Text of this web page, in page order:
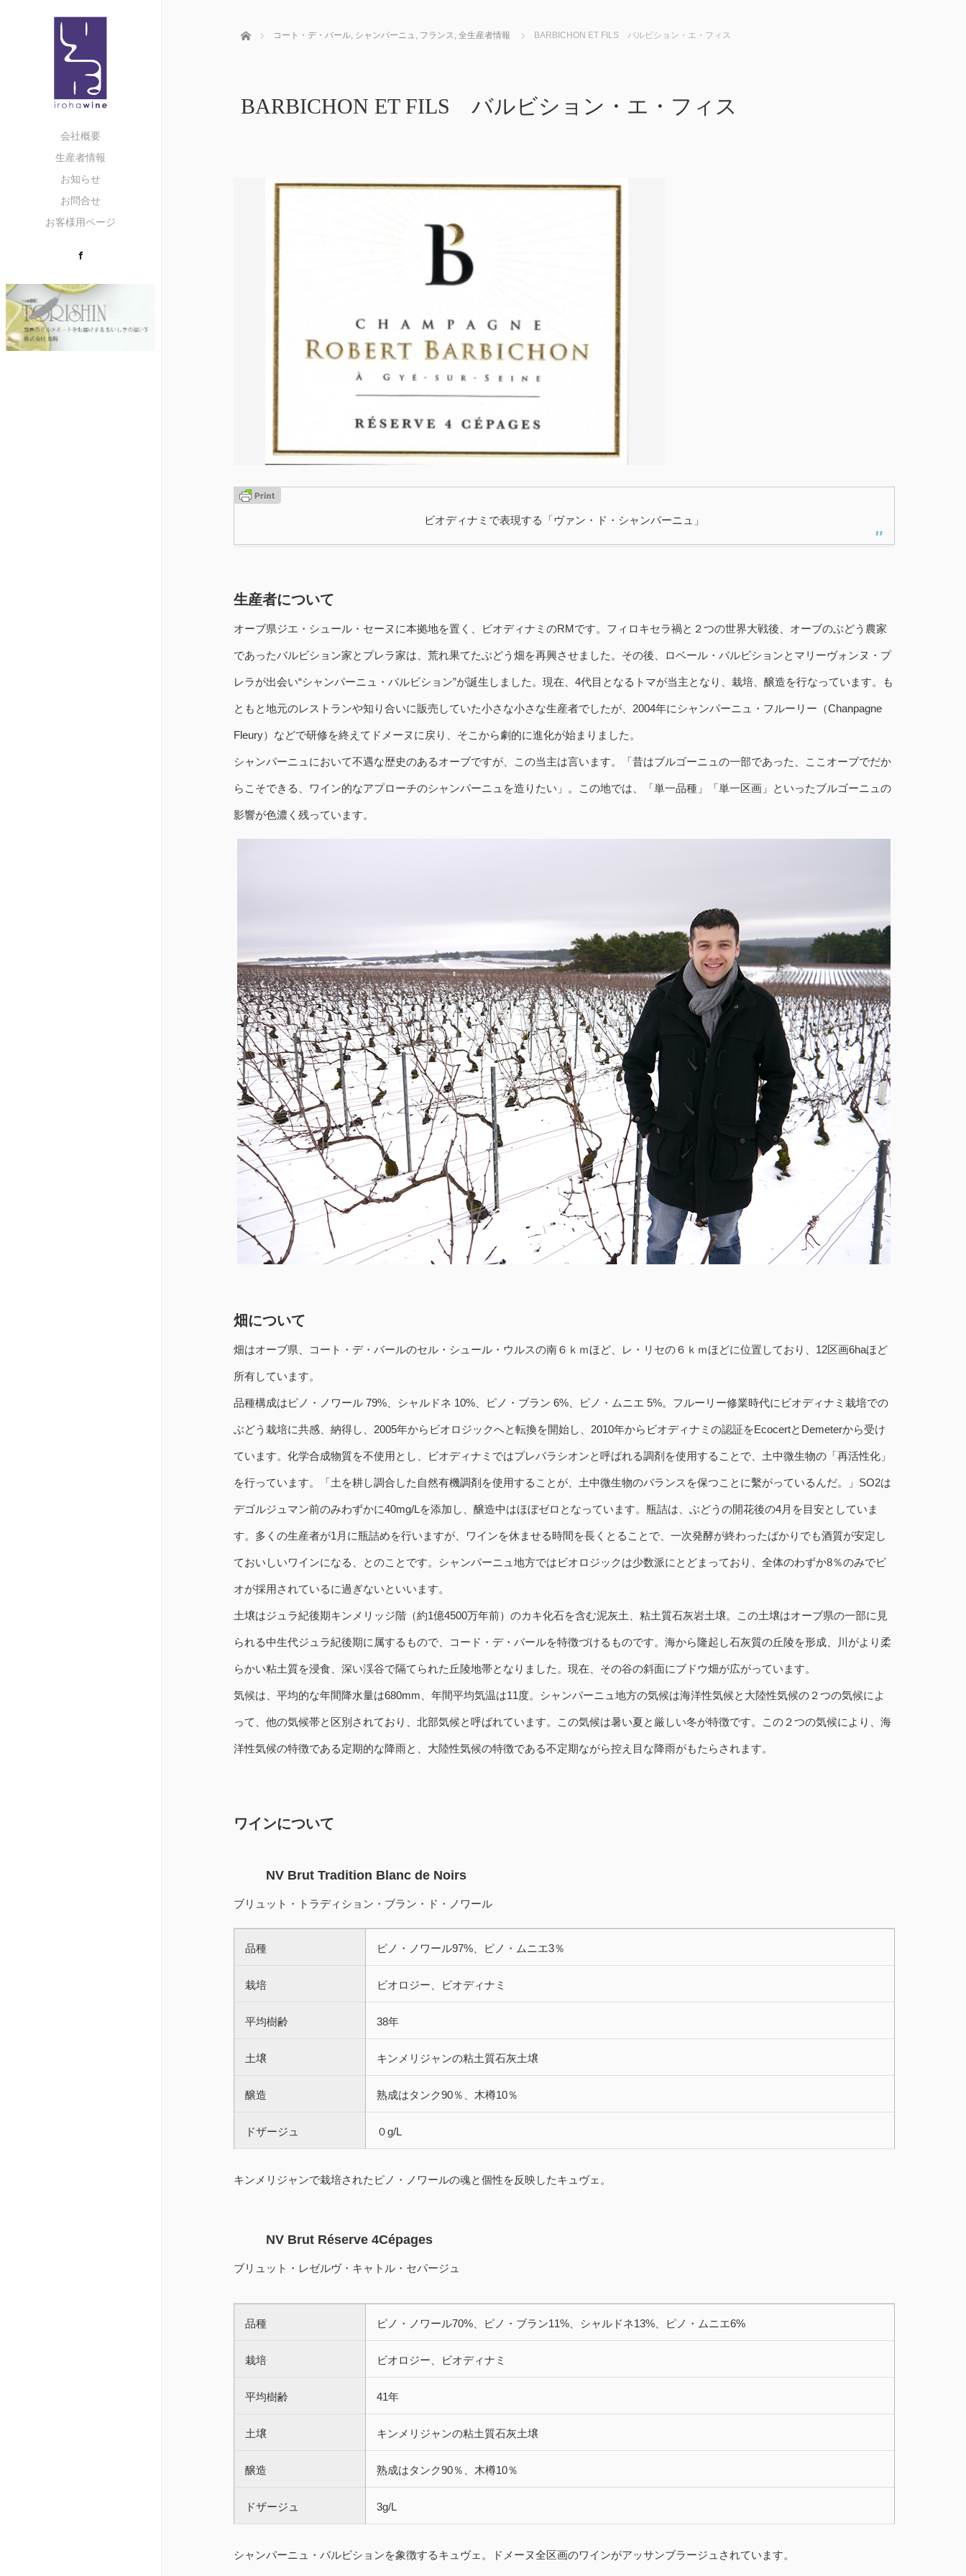
会社概要
生産者情報
お知らせ
お問合せ
お客様用ページ
ホーム コート・デ・バール, シャンパーニュ , フランス, 全生産者情報 BARBICHON ET FILS バルビション・エ・フィス
BARBICHON ET FILS バルビション・エ・フィス
ビオディナミで表現する「ヴァン・ド・シャンパーニュ」
生産者について
オーブ県ジエ・シュール・セーヌに本拠地を置く、ビオディナミのRMです。フィロキセラ禍と２つの世界大戦後、オーブのぶどう農家
であったバルビション家とプレラ家は、荒れ果てたぶどう畑を再興させました。その後、ロベール・バルビションとマリーヴォンヌ・プ
レラが出会い“シャンパーニュ・バルビション”が誕生しました。現在、4代目となるトマが当主となり、栽培、醸造を行なっています。も
ともと地元のレストランや知り合いに販売していた小さな小さな生産者でしたが、2004年にシャンパーニュ・フルーリー（Chanpagne
Fleury）などで研修を終えてドメーヌに戻り、そこから劇的に進化が始まりました。
シャンパーニュにおいて不遇な歴史のあるオーブですが、この当主は言います。「昔はブルゴーニュの一部であった、ここオーブでだか
らこそできる、ワイン的なアプローチのシャンパーニュを造りたい」。この地では、「単一品種」「単一区画」といったブルゴーニュの
影響が色濃く残っています。
畑について
畑はオーブ県、コート・デ・バールのセル・シュール・ウルスの南６ｋｍほど、レ・リセの６ｋｍほどに位置しており、12区画6haほど
所有しています。
品種構成はピノ・ノワール 79%、シャルドネ 10%、ピノ・ブラン 6%、ピノ・ムニエ 5%。フルーリー修業時代にビオディナミ栽培での
ぶどう栽培に共感、納得し、2005年からビオロジックへと転換を開始し、2010年からビオディナミの認証をEcocertとDemeterから受け
ています。化学合成物質を不使用とし、ビオディナミではプレパラシオンと呼ばれる調剤を使用することで、土中微生物の「再活性化」
を行っています。「土を耕し調合した自然有機調剤を使用することが、土中微生物のバランスを保つことに繫がっているんだ。」SO2は
デゴルジュマン前のみわずかに40mg/Lを添加し、醸造中はほぼゼロとなっています。瓶詰は、ぶどうの開花後の4月を目安としていま
す。多くの生産者が1月に瓶詰めを行いますが、ワインを休ませる時間を長くとることで、一次発酵が終わったばかりでも酒質が安定し
ておいしいワインになる、とのことです。シャンパーニュ地方ではビオロジックは少数派にとどまっており、全体のわずか8％のみでビ
オが採用されているに過ぎないといいます。
土壌はジュラ紀後期キンメリッジ階（約1億4500万年前）のカキ化石を含む泥灰土、粘土質石灰岩土壌。この土壌はオーブ県の一部に見
られる中生代ジュラ紀後期に属するもので、コード・デ・バールを特徴づけるものです。海から隆起し石灰質の丘陵を形成、川がより柔
らかい粘土質を浸食、深い渓谷で隔てられた丘陵地帯となりました。現在、その谷の斜面にブドウ畑が広がっています。
気候は、平均的な年間降水量は680mm、年間平均気温は11度。シャンパーニュ地方の気候は海洋性気候と大陸性気候の２つの気候によ
って、他の気候帯と区別されており、北部気候と呼ばれています。この気候は暑い夏と厳しい冬が特徴です。この２つの気候により、海
洋性気候の特徴である定期的な降雨と、大陸性気候の特徴である不定期ながら控え目な降雨がもたらされます。
ワインについて
NV Brut Tradition Blanc de Noirs
ブリュット・トラディション・ブラン・ド・ノワール
品種 ピノ・ノワール97%、ピノ・ムニエ3％
栽培 ビオロジー、ビオディナミ
平均樹齢 38年
土壌 キンメリジャンの粘土質石灰土壌
醸造 熟成はタンク90％、木樽10％
ドザージュ ０g/L
キンメリジャンで栽培されたピノ・ノワールの魂と個性を反映したキュヴェ。
NV Brut Réserve 4Cépages
ブリュット・レゼルヴ・キャトル・セパージュ
品種 ピノ・ノワール70%、ピノ・ブラン11%、シャルドネ13%、ピノ・ムニエ6%
栽培 ビオロジー、ビオディナミ
平均樹齢 41年
土壌 キンメリジャンの粘土質石灰土壌
醸造 熟成はタンク90％、木樽10％
ドザージュ 3g/L
シャンパーニュ・バルビションを象徴するキュヴェ。ドメーヌ全区画のワインがアッサンブラージュされています。